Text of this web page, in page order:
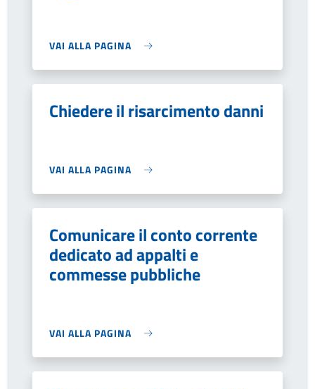
VAI ALLA PAGINA
Chiedere il risarcimento danni
VAI ALLA PAGINA
Comunicare il conto corrente
dedicato ad appalti e
commesse pubbliche
VAI ALLA PAGINA